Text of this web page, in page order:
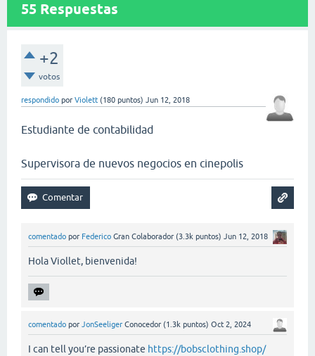
55 Respuestas
+2
votos
respondido por Violett (180 puntos) Jun 12, 2018
Estudiante de contabilidad
Supervisora de nuevos negocios en cinepolis
comentado por Federico Gran Colaborador (3.3k puntos) Jun 12, 2018
Hola Viollet, bienvenida!
comentado por JonSeeliger Conocedor (1.3k puntos) Oct 2, 2024
I can tell you’re passionate https://bobsclothing.shop/